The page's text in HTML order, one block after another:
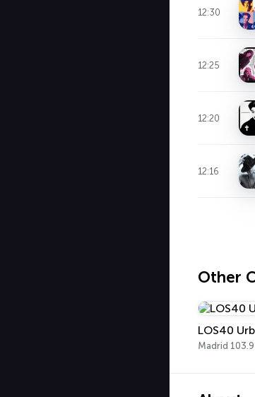
12:30
12:25
12:20
12:16
Other
LOS40
Madrid 103.9